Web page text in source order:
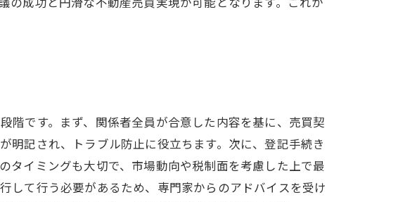
の成功と円滑な不動産売買実現が可能となります。これか
階です。まず、関係者全員が合意した内容を基に、売買契
明記され、トラブル防止に役立ちます。次に、登記手続き
タイミングも大切で、市場動向や税制面を考慮した上で最
して行う必要があるため、専門家からのアドバイスを受け